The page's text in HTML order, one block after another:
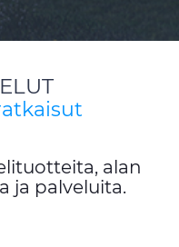
alan
ja palveluita.